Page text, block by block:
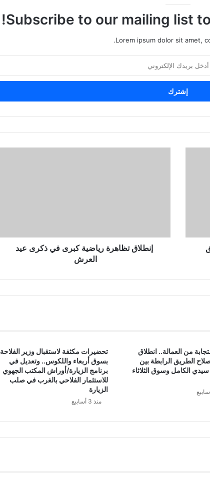
Subscribe to our mailing list
Lorem ipsum dolor sit amet,
إنطلاق تظاهرة رياضية كبرى في ذكرى عيد
العرش
من العمالة.. انطلاق
الطريق الرابطة بين
الكامل وسوق الثلاثاء
تحضيرات مكثفة لاستقبال وزير الفلاحة
بسوق أربعاء واللكوس.. وتعديل في
برنامج الزيارة/أوراش المكتب الجهوي
للاستثمار الفلاحي بالغرب في صلب
الزيارة
منذ 3 أسابيع